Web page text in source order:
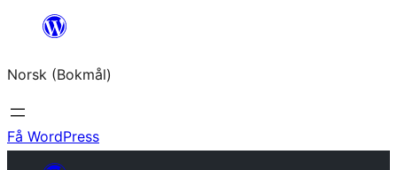
Hopp
innhold
Norsk (Bokmål)
Få WordPress